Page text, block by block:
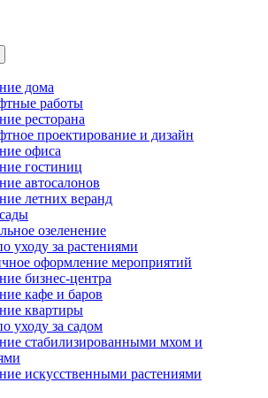
дома
работы
ресторана
проектирование и дизайн
офиса
гостиниц
автосалонов
летних веранд
озеленение
уходу за растениями
оформление мероприятий
бизнес-центра
кафе и баров
квартиры
уходу за садом
стабилизированными мхом и
искусственными растениями